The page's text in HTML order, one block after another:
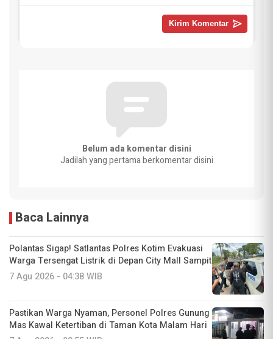
Belum ada komentar disini
Jadilah yang pertama berkomentar disini
Baca Lainnya
Polantas Sigap! Satlantas Polres Kotim Evakuasi
Warga Tersengat Listrik di Depan City Mall Sampit
7 Agu 2026 - 04:38 WIB
Pastikan Warga Nyaman, Personel Polres Gunung
Mas Kawal Ketertiban di Taman Kota Malam Hari